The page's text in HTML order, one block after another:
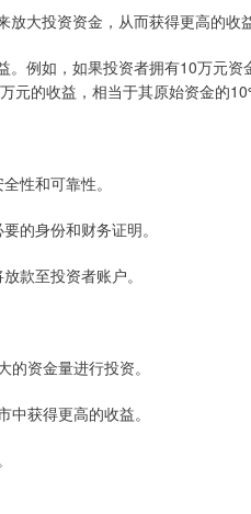
大投资资金，从而获得更高的收益
例如，如果投资者拥有10万元
的收益，相当于其原始资金的
性和可靠性。
的身份和财务证明。
款至投资者账户。
资金量进行投资。
获得更高的收益。